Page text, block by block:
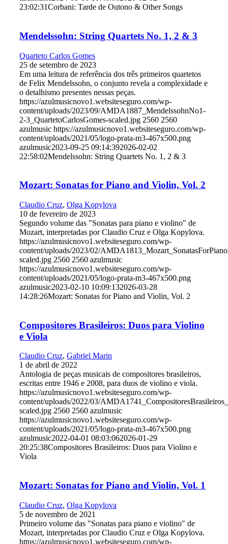
23:02:31Corbani: Tarde de Outono & Other Songs
Mendelssohn: String Quartets No. 1, 2 & 3
Quarteto Carlos Gomes
25 de setembro de 2023
Em uma leitura de referência dos três primeiros quartetos
de Felix Mendelssohn, o conjunto revela a complexidade e
o detalhismo presentes nessas peças.
https://azulmusicnovo1.websiteseguro.com/wp-
content/uploads/2023/09/AMDA1887_MendelssohnNo1-
2-3_QuartetoCarlosGomes-scaled.jpg 2560 2560
azulmusic https://azulmusicnovo1.websiteseguro.com/wp-
content/uploads/2021/05/logo-prata-m3-467x500.png
azulmusic2023-09-25 09:14:392026-02-02
22:58:02Mendelssohn: String Quartets No. 1, 2 & 3
Mozart: Sonatas for Piano and Violin, Vol. 2
Claudio Cruz, Olga Kopylova
10 de fevereiro de 2023
Segundo volume das "Sonatas para piano e violino" de
Mozart, interpretadas por Claudio Cruz e Olga Kopylova.
https://azulmusicnovo1.websiteseguro.com/wp-
content/uploads/2023/02/
scaled.jpg 2560 2560 azulmusic
https://azulmusicnovo1.websiteseguro.com/wp-
content/uploads/2021/05/logo-prata-m3-467x500.png
azulmusic2023-02-10 10:09:132026-03-28
14:28:26Mozart: Sonatas for Piano and Violin, Vol. 2
Compositores Brasileiros: Duos para Violino
e Viola
Claudio Cruz, Gabriel Marin
1 de abril de 2022
Antologia de peças musicais de compositores brasileiros,
escritas entre 1946 e 2008, para duos de violino e viola.
https://azulmusicnovo1.websiteseguro.com/wp-
content/uploads/2022/03/
scaled.jpg 2560 2560 azulmusic
https://azulmusicnovo1.websiteseguro.com/wp-
content/uploads/2021/05/logo-prata-m3-467x500.png
azulmusic2022-04-01 08:03:062026-01-29
20:25:38Compositores Brasileiros: Duos para Violino e
Viola
Mozart: Sonatas for Piano and Violin, Vol. 1
Claudio Cruz, Olga Kopylova
5 de novembro de 2021
Primeiro volume das "Sonatas para piano e violino" de
Mozart, interpretadas por Claudio Cruz e Olga Kopylova.
https://azulmusicnovo1.websiteseguro.com/wp-